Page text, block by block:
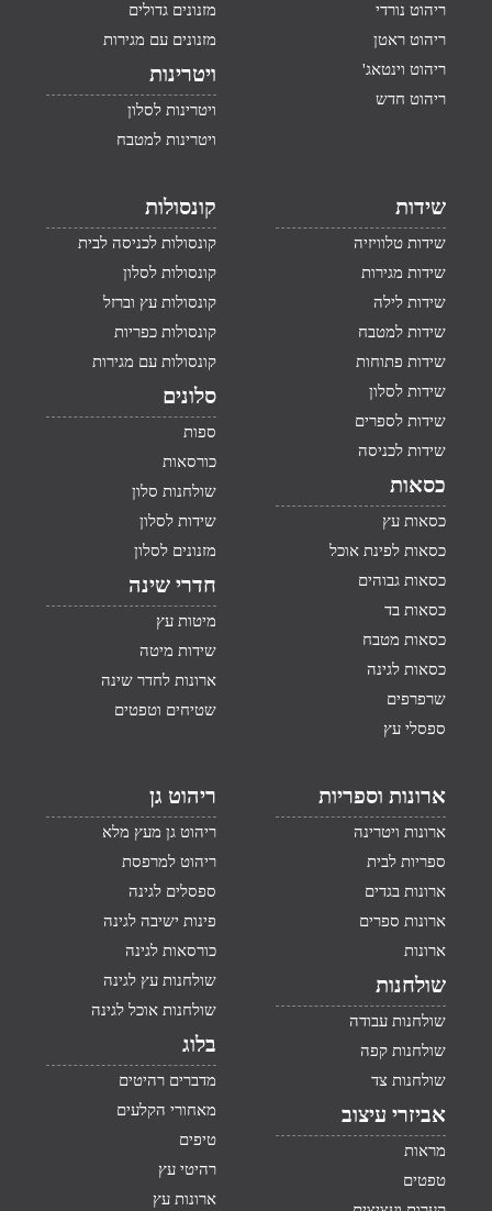
ריהוט נורדי
ריהוט ראטן
ריהוט וינטאג'
ריהוט חדש
מזנונים גדולים
מזנונים עם מגירות
ויטרינות
ויטרינות לסלון
ויטרינות למטבח
שידות
שידות טלוויזיה
שידות מגירות
שידות לילה
שידות למטבח
שידות פתוחות
שידות לסלון
שידות לספרים
שידות לכניסה
כסאות
כסאות עץ
כסאות לפינת אוכל
כסאות גבוהים
כסאות בד
כסאות מטבח
כסאות לגינה
שרפרפים
ספסלי עץ
קונסולות
קונסולות לכניסה לבית
קונסולות לסלון
קונסולות עץ וברזל
קונסולות כפריות
קונסולות עם מגירות
סלונים
ספות
כורסאות
שולחנות סלון
שידות לסלון
מזנונים לסלון
חדרי שינה
מיטות עץ
שידות מיטה
ארונות לחדר שינה
שטיחים וטפטים
ארונות וספריות
ארונות ויטרינה
ספריות לבית
ארונות בגדים
ארונות ספרים
ארונות
שולחנות
שולחנות עבודה
שולחנות קפה
שולחנות צד
אביזרי עיצוב
מראות
טפטים
ריהוט גן
ריהוט גן מעץ מלא
ריהוט למרפסת
ספסלים לגינה
פינות ישיבה לגינה
כורסאות לגינה
שולחנות עץ לגינה
שולחנות אוכל לגינה
בלוג
מדברים רהיטים
מאחורי הקלעים
טיפים
רהיטי עץ
ארונות עץ